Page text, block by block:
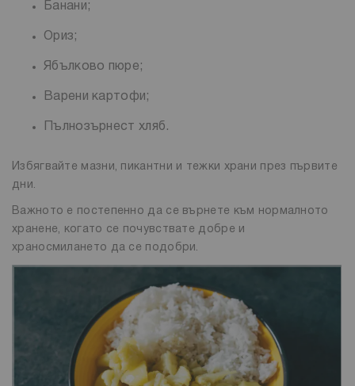
Банани;
Ориз;
Ябълково пюре;
Варени картофи;
Пълнозърнест хляб.
Избягвайте мазни, пикантни и тежки храни през първите
дни.
Важното е постепенно да се върнете към нормалното
хранене, когато се почувствате добре и
храносмилането да се подобри.